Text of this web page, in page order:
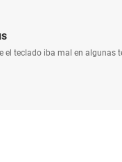
el teclado iba mal en algunas